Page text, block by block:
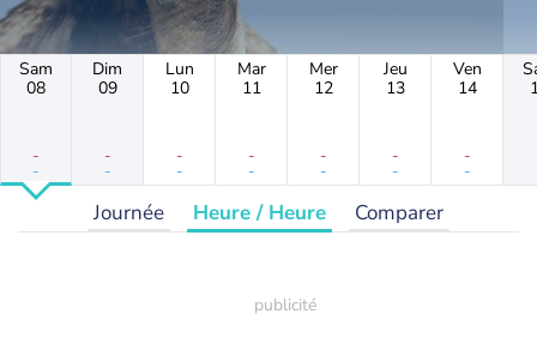
Sam
08
-
-
Dim
09
-
-
Lun
10
-
-
Mar
11
-
-
Mer
12
-
-
Jeu
13
-
-
Ven
14
-
-
Journée Heure / Heure Comparer